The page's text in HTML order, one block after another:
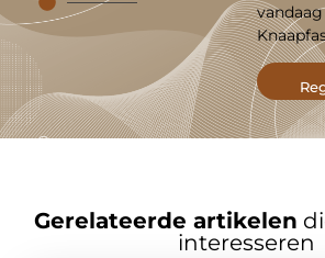
Gerelateerde artikelen
interesseren